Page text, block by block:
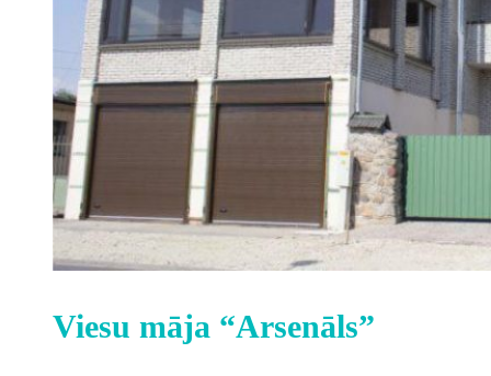
Viesu māja “Arsenāls”